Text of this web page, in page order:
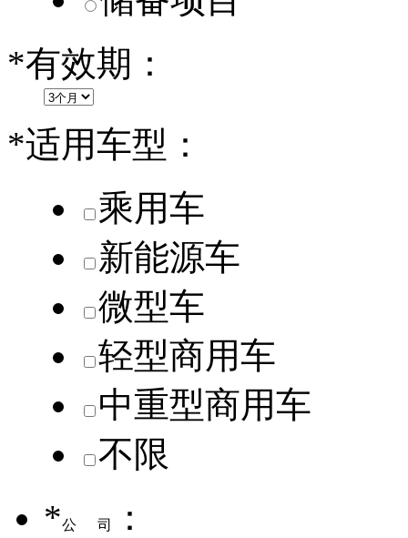
*有效期：
*适用车型：
乘用车
新能源车
微型车
轻型商用车
中重型商用车
不限
*公司 ：